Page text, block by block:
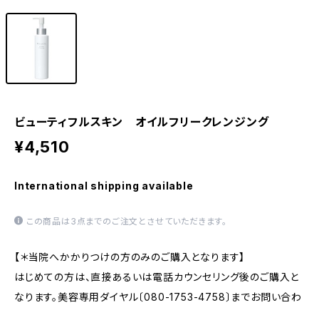
ビューティフルスキン オイルフリークレンジング
¥4,510
International shipping available
この商品は3点までのご注文とさせていただきます。
【＊当院へかかりつけの方のみのご購入となります】
はじめての方は、直接あるいは電話カウンセリング後のご購入と
なります。美容専用ダイヤル〔080-1753-4758〕までお問い合わ